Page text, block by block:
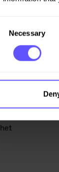
Necessary